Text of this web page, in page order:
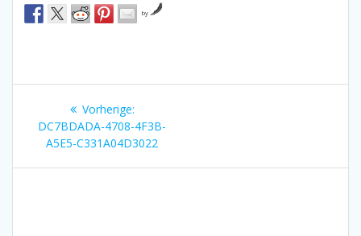
by
Beitragsnavigation
Vorherige:Vorheriger
Beitrag:
DC7BDADA-4708-4F3B-
A5E5-C331A04D3022